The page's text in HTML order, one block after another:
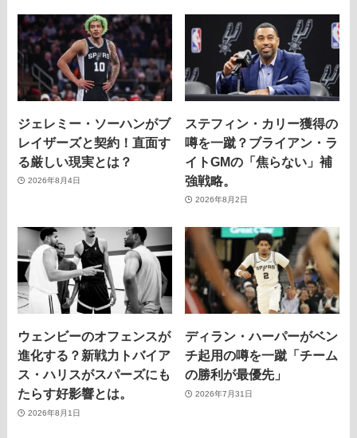
ジェレミー・ソーハンがブ
レイザーズと契約！直面す
る厳しい現実とは？
2026年8月4日
ステフィン・カリー獲得の
噂を一蹴？ブライアン・ラ
イトGMの「焦らない」補
強戦略。
2026年8月2日
ウェンビーのオフェンスが
進化する？新戦力トバイア
ス・ハリスがスパーズにも
たらす好影響とは。
2026年8月1日
ディラン・ハーパーがベン
チ起用の噂を一蹴「チーム
の勝利が最優先」
2026年7月31日